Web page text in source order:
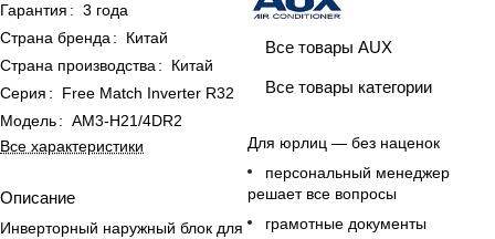
Гарантия : 3 года
Страна бренда :
Китай
Страна производства :
Китай
Серия :
Free Match Inverter R32
Модель: AM3-H21/4DR2
Все характеристики
Описание
Инверторный наружный блок для
Все товары AUX
Все товары категории
Для юрлиц — без наценок
персональный менеджер
решает все вопросы
грамотные документы